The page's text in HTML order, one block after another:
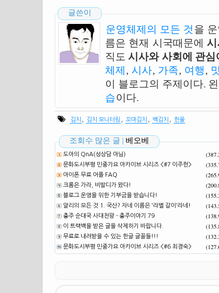
글쓴이
운영체제의 모든 것 을
름은 현재 시국때문에
직도 시사와 사회에 관
체제 , 시사, 가족, 여행 ,
이 블로그의 주제이다.
습이다.
김치 김치 모니터링 꼬마김치 백김치 한울
조회수 많은 글 | 베오베
도아의 QnA(성상담 아님)
문화도시부평 민중가요 아카이브 시리즈 <#7 이주헌>
아이폰 무료 어플 FAQ
크롬은 가라, 비발디가 왔다!
블로그 운영을 위한 기부금을 받습니다!
알리의 모든 것 1. 국산? 자네 이름은 '라벨 갈이'라네!
충주 순대국 사대천왕 - 충주이야기 79
이 트랙백을 받은 글을 삭제하기 바랍니다.
무료로 내려받을 수 있는 한글 글꼴들!!!
문화도시부평 민중가요 아카이브 시리즈 <#6 최경숙>